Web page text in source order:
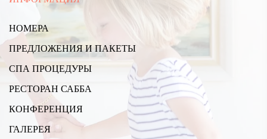
НОМЕРА
ПРЕДЛОЖЕНИЯ И ПАКЕТЫ
СПА ПРОЦЕДУРЫ
РЕСТОРАН САББА
КОНФЕРЕНЦИЯ
ГАЛЕРЕЯ